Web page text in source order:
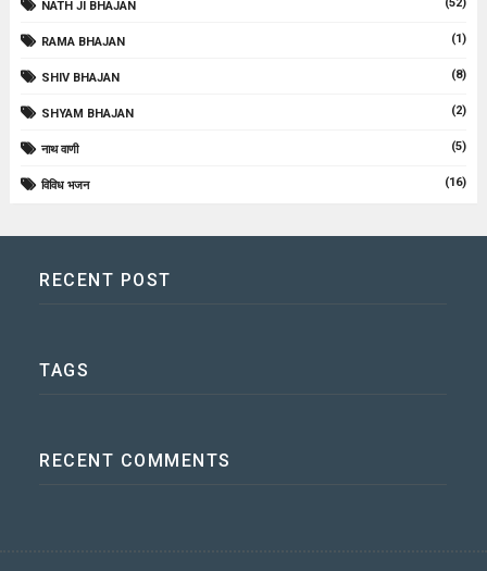
NATH JI BHAJAN
RAMA BHAJAN (1)
SHIV BHAJAN (8)
SHYAM BHAJAN (2)
नाथ वाणी (5)
विविध भजन (16)
RECENT POST
TAGS
RECENT COMMENTS